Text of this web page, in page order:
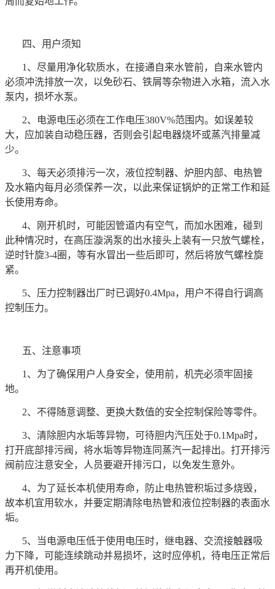
四、用户须知
1、尽量用净化软质水，在接通自来水管前，自来水管内
必须冲洗排放一次，以免砂石、铁屑等杂物进入水箱，流入水
泵内，损坏水泵。
2、电源电压必须在工作电压380V%范围内。如误差较
大，应加装自动稳压器，否则会引起电器烧坏或蒸汽排量减
少。
3、每天必须排污一次，液位控制器、炉胆内部、电热管
及水箱内每月必须保养一次，以此来保证锅炉的正常工作和延
长使用寿命。
4、刚开机时，可能因管道内有空气，而加水困难，碰到
此种情况时，在高压漩涡泵的出水接头上装有一只放气螺栓，
逆时针旋3-4圈，等有水冒出一些后即可，然后将放气螺栓旋
紧。
5、压力控制器出厂时已调好0.4Mpa，用户不得自行调高
控制压力。
五、注意事项
1、为了确保用户人身安全，使用前，机壳必须牢固接
地。
2、不得随意调整、更换大数值的安全控制保险等零件。
3、清除胆内水垢等异物，可待胆内汽压处于0.1Mpa时，
打开底部排污阀，将水垢等异物连同蒸汽一起排出。打开排污
阀前应注意安全，人员要避开排污口，以免发生意外。
4、为了延长本机使用寿命，防止电热管积垢过多烧毁，
故本机宜用软水，并要定期清除电热管和液位控制器的表面水
垢。
5、当电源电压低于使用电压时，继电器、交流接触器吸
力下降，可能连续跳动并易损坏，这时应停机，待电压正常后
再开机使用。